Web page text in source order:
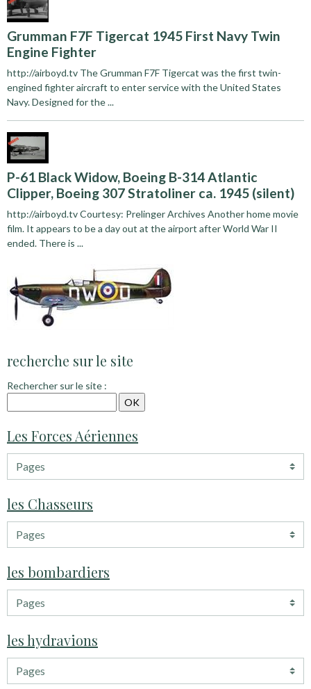
Grumman F7F Tigercat 1945 First Navy Twin
Engine Fighter
http://airboyd.tv The Grumman F7F Tigercat was the first twin-
engined fighter aircraft to enter service with the United States
Navy. Designed for the ...
P-61 Black Widow, Boeing B-314 Atlantic
Clipper, Boeing 307 Stratoliner ca. 1945 (silent)
http://airboyd.tv Courtesy: Prelinger Archives Another home movie
film. It appears to be a day out at the airport after World War II
ended. There is ...
recherche sur le site
Rechercher sur le site :
Les Forces Aériennes
les Chasseurs
les bombardiers
les hydravions